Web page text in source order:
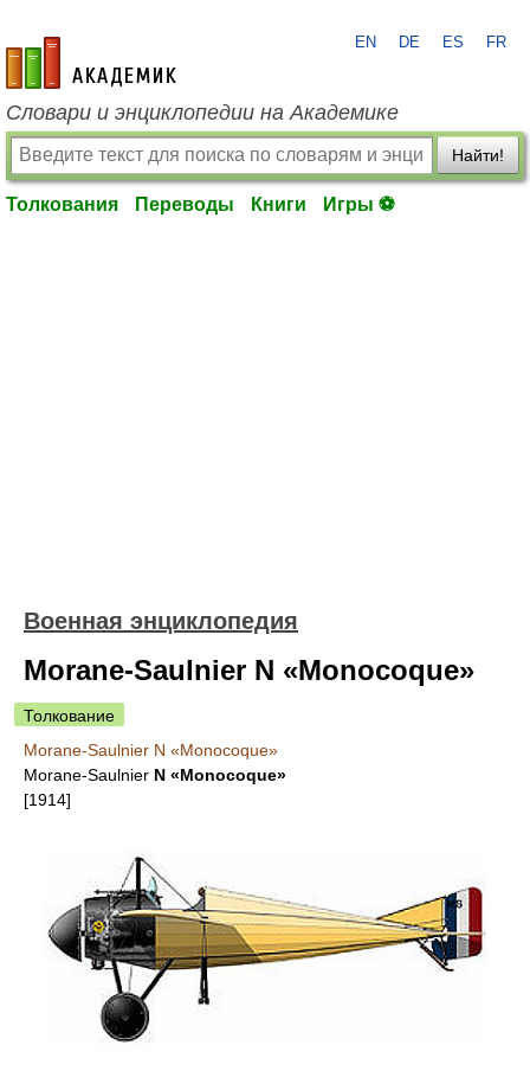
academic.ru
EN DE ES FR
Словари и энциклопедии на Академике
Найти!
Толкования Переводы Книги Игры ⚽
Военная энциклопедия
Morane-Saulnier N «Monocoque»
Толкование
Morane-Saulnier N «Monocoque»
Morane-Saulnier N «Monocoque»
[1914]